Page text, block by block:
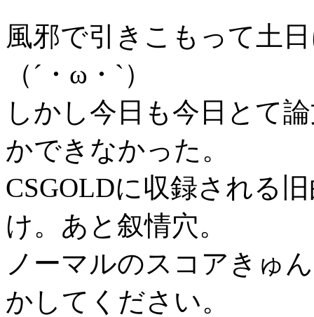
風邪で引きこもって土
（´・ω・`）
しかし今日も今日とて
かできなかった。
CSGOLDに収録される
け。あと叙情穴。
ノーマルのスコアきゅ
かしてください。